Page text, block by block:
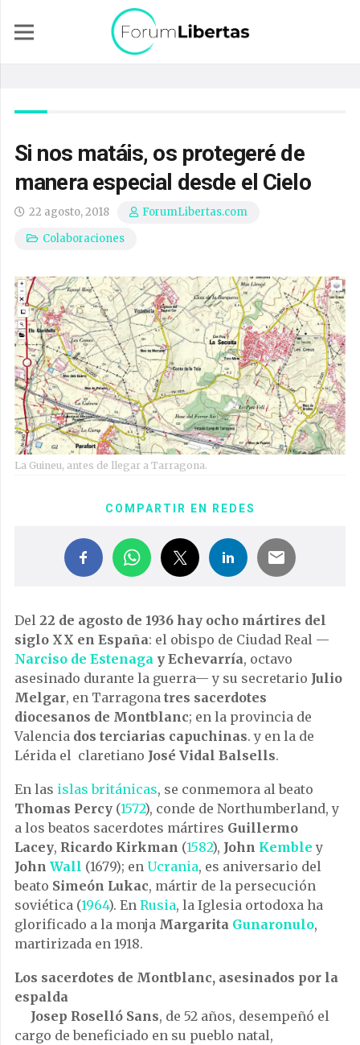
Si nos matáis, os protegeré de
manera especial desde el Cielo
22 agosto, 2018
ForumLibertas.com
Colaboraciones
La Guineu, antes de llegar a Tarragona.
COMPARTIR EN REDES
Del 22 de agosto de 1936 hay ocho mártires del
siglo XX en España: el obispo de Ciudad Real —
Narciso de Estenaga y Echevarría, octavo
asesinado durante la guerra— y su secretario Julio
Melgar, en Tarragona tres sacerdotes
diocesanos de Montblanc; en la provincia de
Valencia dos terciarias capuchinas. y en la de
Lérida el claretiano José Vidal Balsells.
En las islas británicas, se conmemora al beato
Thomas Percy (1572), conde de Northumberland, y
a los beatos sacerdotes mártires Guillermo
Lacey, Ricardo Kirkman (1582), John Kemble y
John Wall (1679); en Ucrania, es aniversario del
beato Simeón Lukac, mártir de la persecución
soviética (1964). En Rusia, la Iglesia ortodoxa ha
glorificado a la monja Margarita Gunaronulo,
martirizada en 1918.
Los sacerdotes de Montblanc, asesinados por la
espalda
Josep Roselló Sans, de 52 años, desempeñó el
cargo de beneficiado en su pueblo natal,